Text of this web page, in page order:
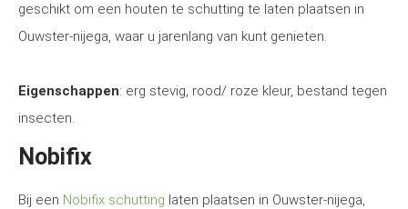
geschikt om een houten te schutting te laten plaatsen in
Ouwster-nijega, waar u jarenlang van kunt genieten.
Eigenschappen: erg stevig, rood/ roze kleur, bestand tegen
insecten.
Nobifix
Bij een Nobifix schutting laten plaatsen in Ouwster-nijega,